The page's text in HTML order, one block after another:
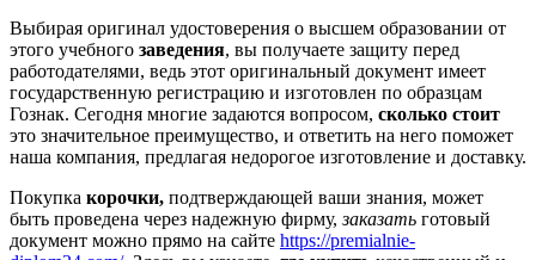
Выбирая оригинал удостоверения о высшем образовании от
этого учебного заведения, вы получаете защиту перед
работодателями, ведь этот оригинальный документ имеет
государственную регистрацию и изготовлен по образцам
Гознак. Сегодня многие задаются вопросом, сколько стоит
это значительное преимущество, и ответить на него поможет
наша компания, предлагая недорогое изготовление и доставку.
Покупка корочки, подтверждающей ваши знания, может
быть проведена через надежную фирму,заказать готовый
документ можно прямо на сайте https://premialnie-